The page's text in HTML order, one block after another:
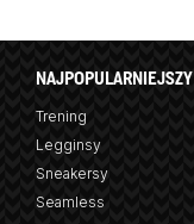
NAJPOPULARNIEJSZY
Trening
Legginsy
Sneakersy
Seamless